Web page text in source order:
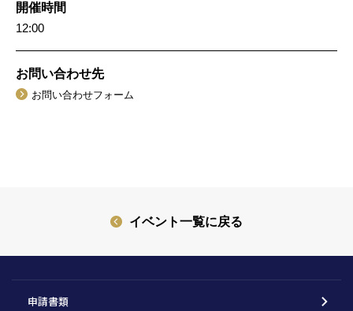
開催時間
12:00
お問い合わせ先
お問い合わせフォーム
イベント一覧に戻る
申請書類